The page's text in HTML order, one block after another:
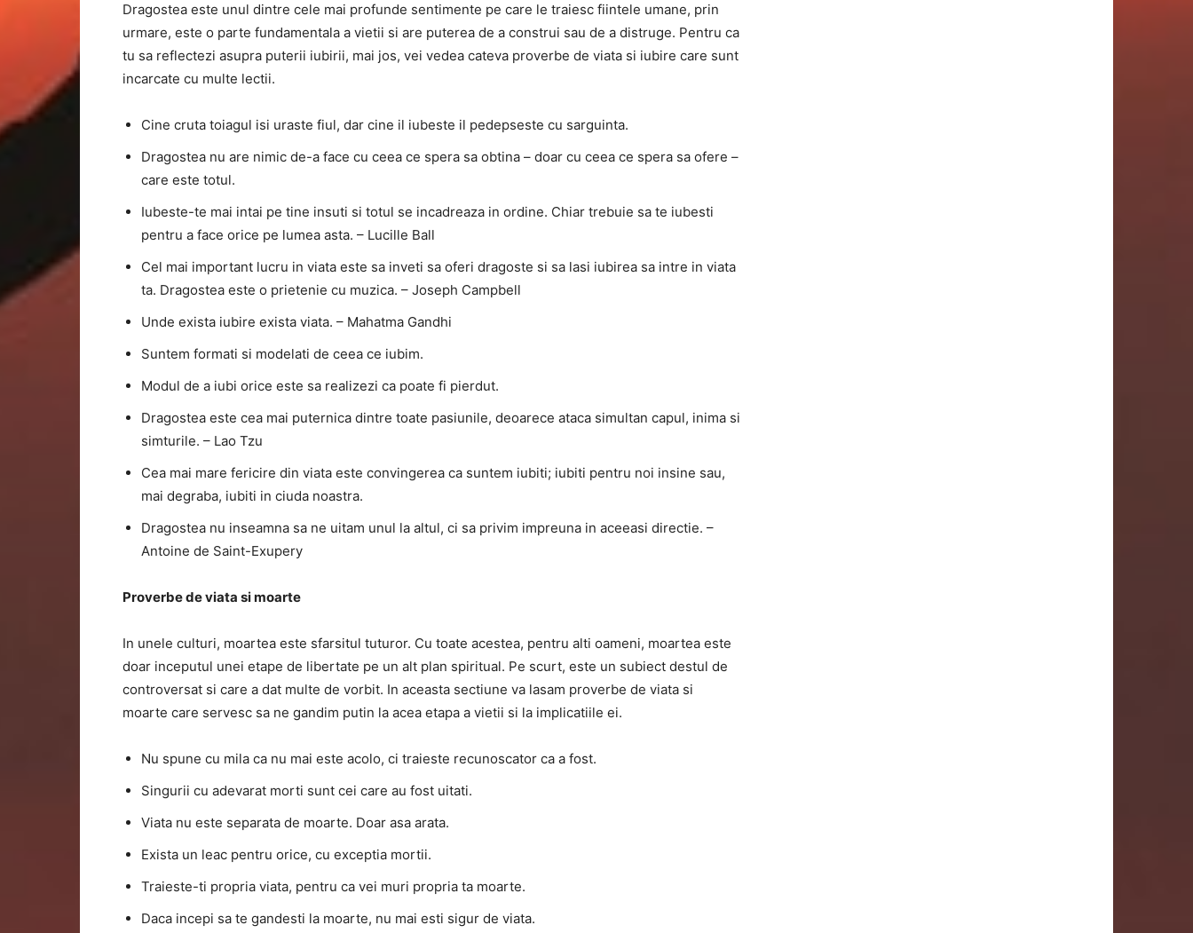
Dragostea este unul dintre cele mai profunde sentimente pe care le traiesc fiintele umane, prin
urmare, este o parte fundamentala a vietii si are puterea de a construi sau de a distruge. Pentru ca
tu sa reflectezi asupra puterii iubirii, mai jos, vei vedea cateva proverbe de viata si iubire care sunt
incarcate cu multe lectii.
Cine cruta toiagul isi uraste fiul, dar cine il iubeste il pedepseste cu sarguinta.
Dragostea nu are nimic de-a face cu ceea ce spera sa obtina – doar cu ceea ce spera sa ofere –
care este totul.
Iubeste-te mai intai pe tine insuti si totul se incadreaza in ordine. Chiar trebuie sa te iubesti
pentru a face orice pe lumea asta. – Lucille Ball
Cel mai important lucru in viata este sa inveti sa oferi dragoste si sa lasi iubirea sa intre in viata
ta. Dragostea este o prietenie cu muzica. – Joseph Campbell
Unde exista iubire exista viata. – Mahatma Gandhi
Suntem formati si modelati de ceea ce iubim.
Modul de a iubi orice este sa realizezi ca poate fi pierdut.
Dragostea este cea mai puternica dintre toate pasiunile, deoarece ataca simultan capul, inima si
simturile. – Lao Tzu
Cea mai mare fericire din viata este convingerea ca suntem iubiti; iubiti pentru noi insine sau,
mai degraba, iubiti in ciuda noastra.
Dragostea nu inseamna sa ne uitam unul la altul, ci sa privim impreuna in aceeasi directie. –
Antoine de Saint-Exupery
Proverbe de viata si moarte
In unele culturi, moartea este sfarsitul tuturor. Cu toate acestea, pentru alti oameni, moartea este
doar inceputul unei etape de libertate pe un alt plan spiritual. Pe scurt, este un subiect destul de
controversat si care a dat multe de vorbit. In aceasta sectiune va lasam proverbe de viata si
moarte care servesc sa ne gandim putin la acea etapa a vietii si la implicatiile ei.
Nu spune cu mila ca nu mai este acolo, ci traieste recunoscator ca a fost.
Singurii cu adevarat morti sunt cei care au fost uitati.
Viata nu este separata de moarte. Doar asa arata.
Exista un leac pentru orice, cu exceptia mortii.
Traieste-ti propria viata, pentru ca vei muri propria ta moarte.
Daca incepi sa te gandesti la moarte, nu mai esti sigur de viata.